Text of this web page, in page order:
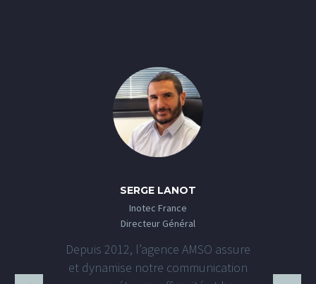
SERGE LANOT
Inotec France
Directeur Général
Depuis 2012, l’agence AMSO assure
et dynamise notre communication